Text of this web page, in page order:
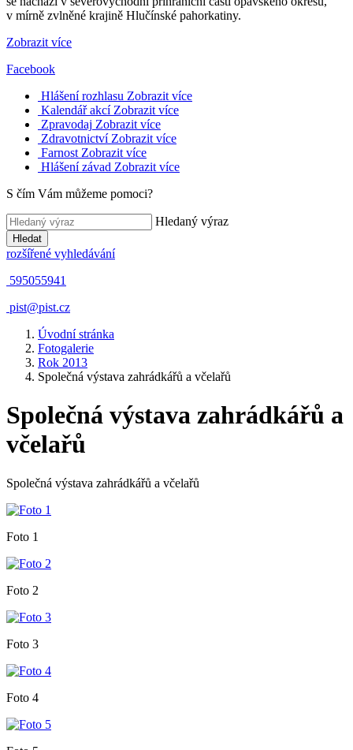
v mírně zvlněné krajině Hlučínské pahorkatiny.
Zobrazit více
Facebook
Hlášení rozhlasu Zobrazit více
Kalendář akcí Zobrazit více
Zpravodaj Zobrazit více
Zdravotnictví Zobrazit více
Farnost Zobrazit více
Hlášení závad Zobrazit více
S čím Vám můžeme pomoci?
Hledaný výraz
Hledat
rozšířené vyhledávání
595055941
pist@pist.cz
Úvodní stránka
Fotogalerie
Rok 2013
Společná výstava zahrádkářů a včelařů
Společná výstava zahrádkářů a
včelařů
Společná výstava zahrádkářů a včelařů
Foto 1
Foto 2
Foto 3
Foto 4